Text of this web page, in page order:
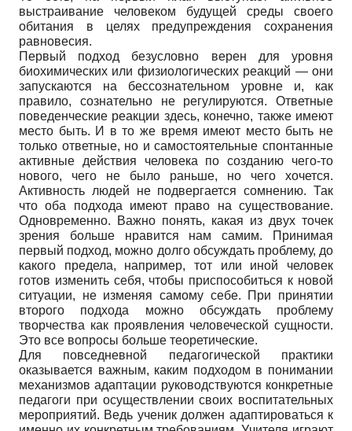
выстраивание человеком будущей среды своего
обитания в целях предупреждения сохранения
равновесия.
Первый подход безусловно верен для уровня
биохимических или физиологических реакций — они
запускаются на бессознательном уровне и, как
правило, сознательно не регулируются. Ответные
поведенческие реакции здесь, конечно, также имеют
место быть. И в то же время имеют место быть не
только ответные, но и самостоятельные спонтанные
активные действия человека по созданию чего-то
нового, чего не было раньше, но чего хочется.
Активность людей не подвергается сомнению. Так
что оба подхода имеют право на существование.
Одновременно. Важно понять, какая из двух точек
зрения больше нравится нам самим. Принимая
первый подход, можно долго обсуждать проблему, до
какого предела, например, тот или иной человек
готов изменить себя, чтобы приспособиться к новой
ситуации, не изменяя самому себе. При принятии
второго подхода можно обсуждать проблему
творчества как проявления человеческой сущности.
Это все вопросы больше теоретические.
Для повседневной педагогической практики
оказывается важным, каким подходом в понимании
механизмов адаптации руководствуются конкретные
педагоги при осуществлении своих воспитательных
мероприятий. Ведь ученик должен адаптироваться к